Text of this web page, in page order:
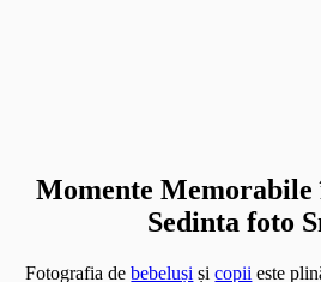
Momente
Sedinta foto
Fotografia debebeluși șicopii este